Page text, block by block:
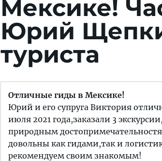
Мексике!
Юрий
туриста
Отличные гиды в Мексике!
Юрий и его супруга Виктория
июля 2021 года,заказали 3
природным
довольны как гидами,так и
рекомендуем своим знакомым!